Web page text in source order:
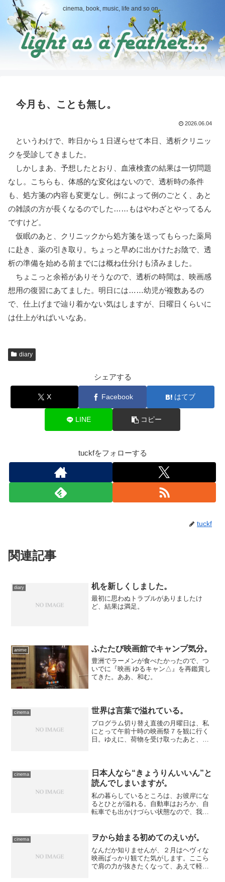
cinema, book, music, life and so on...
今月も、ことも無し。
2026.06.04
というわけで、昨日から１日遅らせて本日、透析クリニッ
クを受診してきました。
しかしまあ、予想したとおり、血液検査の結果は一切問題
なし。こちらも、体感的な変化はないので、透析時の条件
も、処方箋の内容も変更なし。例によって例のごとく、あと
の雑談の方が長くなるのでした……もはやわざとやってるん
ですけど。
仮眠のあと、クリニックから処方箋を送ってもらった薬局
に赴き、薬の引き取り。ちょっと早めに出かけたお陰で、透
析の準備を始める前までには概ね仕分けも済みました。
ちょこっと余裕がありそうなので、透析の時間は、映画感
想用の復習にあてました。明日には……幼児が複数あるの
で、仕上げまで辿り着かない気はしますが、日曜日くらいに
は仕上がればいいなあ。
diary
シェアする
X Facebook はてブ
LINE コピー
tuckfをフォローする
tuckf
関連記事
diary 机を新しくしました。
最初に思わぬトラブルがありましたけ
ど、結果は満足。
anime ふたたび映画館でキャンプ気分。
豊洲でラーメンが食べたかったので、つ
いでに『映画 ゆるキャン△』を再鑑賞し
てきた。ああ、和む。
cinema 世界は言葉で溢れている。
プログラム切り替え直後の月曜日は、私
にとって午前十時の映画祭７を観に行く
日。ゆえに、荷物を受け取ったあと、デ
たわけです……チケットだ...
cinema
日本人なら“きょうりんいいん”と
読んでしまいますが。
私の暮らしているところは、お彼岸にな
るとひとが溢れる。自動車はおろか、自
転車でも出かけづらい状態なので、我が
ってくるため、少し早い時間に母の運転
で車を出しました。向こう...
cinema ヲから始まる初めてのえいが。
なんだか知りませんが、２月はヘヴィな
映画ばっかり観てた気がします。ここら
で肩の力が抜きたくなって、あえて軽そ